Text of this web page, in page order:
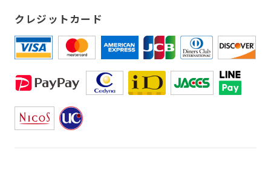
クレジットカード